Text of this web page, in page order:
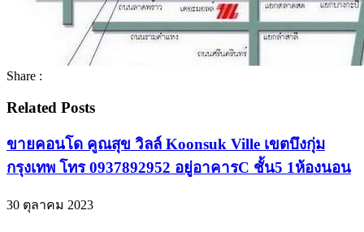
Share :
Related Posts
ขายคอนโด คูณสุข วิลล์ Koonsuk Ville เขตบึงกุ่ม
กรุงเทพ โทร 0937892952 อยู่อาคารC ชั้น5 1ห้องนอน
30 ตุลาคม 2023